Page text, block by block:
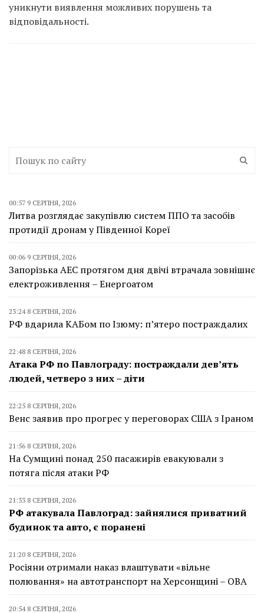
уникнути виявлення можливих порушень та
відповідальності.
00:57 9 СЕРПНЯ, 2026
Литва розглядає закупівлю систем ППО та засобів
протидії дронам у Південної Кореї
00:06 9 СЕРПНЯ, 2026
Запорізька АЕС протягом дня двічі втрачала зовнішнє
електроживлення – Енергоатом
23:24 8 СЕРПНЯ, 2026
РФ вдарила КАБом по Ізюму: п’ятеро постраждалих
22:48 8 СЕРПНЯ, 2026
Атака РФ по Павлограду: постраждали дев’ять
людей, четверо з них – діти
22:25 8 СЕРПНЯ, 2026
Венс заявив про прогрес у переговорах США з Іраном
21:56 8 СЕРПНЯ, 2026
На Сумщині понад 250 пасажирів евакуювали з
потяга після атаки РФ
21:33 8 СЕРПНЯ, 2026
РФ атакувала Павлоград: зайнялися приватний
будинок та авто, є поранені
21:20 8 СЕРПНЯ, 2026
Росіяни отримали наказ влаштувати «вільне
полювання» на автотранспорт на Херсонщині – ОВА
20:54 8 СЕРПНЯ, 2026